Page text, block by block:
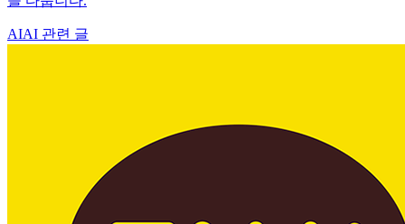
AIAI 관련 글